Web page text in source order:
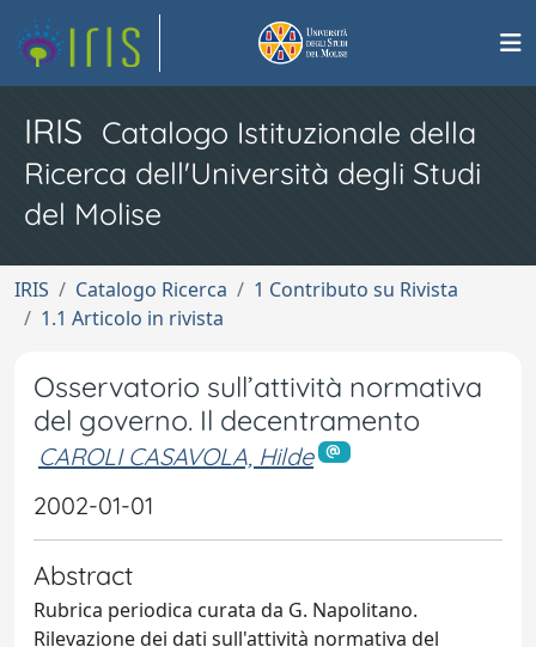
IRIS Catalogo Istituzionale della
Ricerca dell'Università degli Studi
del Molise
IRIS Catalogo Ricerca
1 Contributo su Rivista
1.1 Articolo in rivista
Osservatorio sull’attività normativa
del governo. Il decentramento
CAROLI CASAVOLA, Hilde
2002-01-01
Abstract
Rubrica periodica curata da G. Napolitano.
Rilevazione dei dati sull'attività normativa del